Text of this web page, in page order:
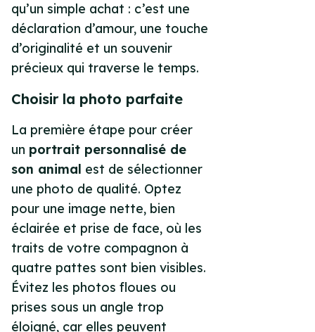
qu’un simple achat : c’est une
déclaration d’amour, une touche
d’originalité et un souvenir
précieux qui traverse le temps.
Choisir la photo parfaite
La première étape pour créer
un portrait personnalisé de
son animal est de sélectionner
une photo de qualité. Optez
pour une image nette, bien
éclairée et prise de face, où les
traits de votre compagnon à
quatre pattes sont bien visibles.
Évitez les photos floues ou
prises sous un angle trop
éloigné, car elles peuvent